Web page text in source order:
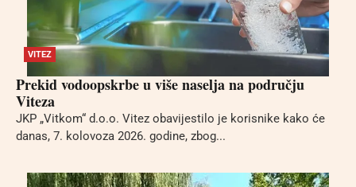
VITEZ
Prekid vodoopskrbe u više naselja na području
Viteza
JKP „Vitkom“ d.o.o. Vitez obavijestilo je korisnike kako će
danas, 7. kolovoza 2026. godine, zbog...